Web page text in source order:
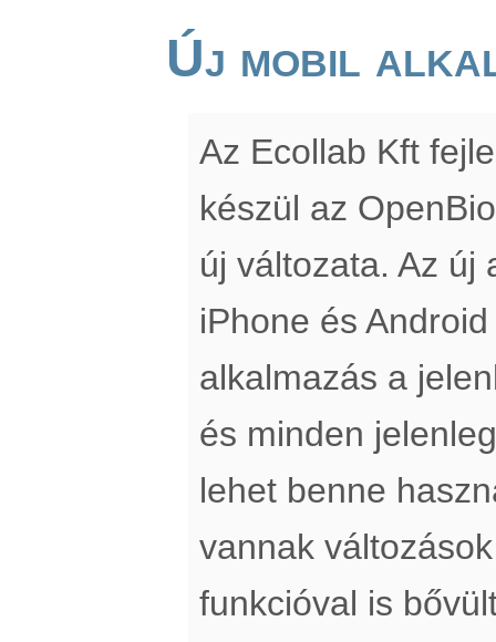
Új mobil
Az Ecollab Kft
készül az
új változata. Az új
iPhone és
alkalmazás a
és minden
lehet benne
vannak
funkcióval is